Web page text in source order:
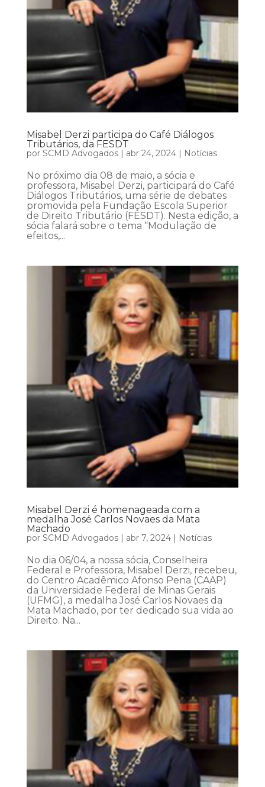
Misabel Derzi participa do Café Diálogos
Tributários, da FESDT
por SCMD Advogados| abr 24, 2024| Notícias
No próximo dia 08 de maio, a sócia e
professora, Misabel Derzi, participará do Café
Diálogos Tributários, uma série de debates
promovida pela Fundação Escola Superior
de Direito Tributário (FESDT). Nesta edição, a
sócia falará sobre o tema “Modulação de
efeitos,...
Misabel Derzi é homenageada com a
medalha José Carlos Novaes da Mata
Machado
por SCMD Advogados| abr 7, 2024| Notícias
No dia 06/04, a nossa sócia, Conselheira
Federal e Professora, Misabel Derzi, recebeu,
do Centro Acadêmico Afonso Pena (CAAP)
da Universidade Federal de Minas Gerais
(UFMG), a medalha José Carlos Novaes da
Mata Machado, por ter dedicado sua vida ao
Direito. Na...